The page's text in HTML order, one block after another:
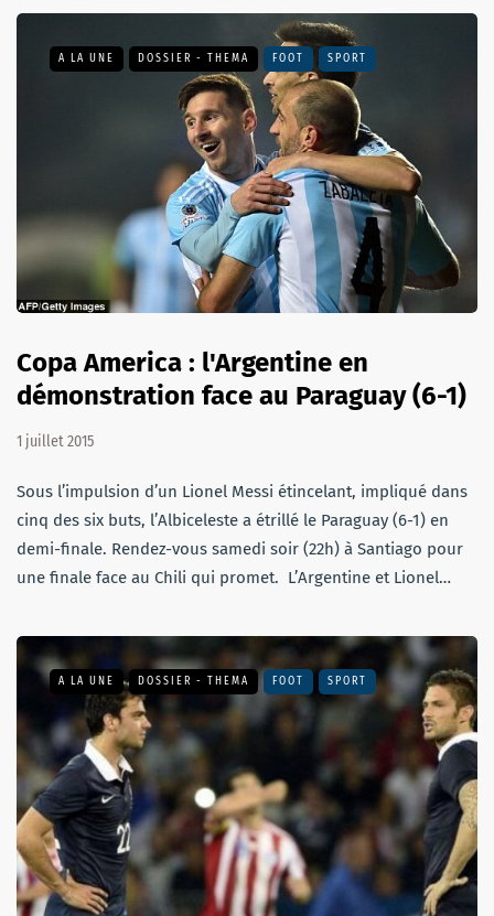
A LA UNE DOSSIER - THEMA FOOT SPORT
Copa America : l'Argentine en
démonstration face au Paraguay (6-1)
1 juillet 2015
Sous l’impulsion d’un Lionel Messi étincelant, impliqué dans
cinq des six buts, l’Albiceleste a étrillé le Paraguay (6-1) en
demi-finale. Rendez-vous samedi soir (22h) à Santiago pour
une finale face au Chili qui promet. L’Argentine et Lionel…
A LA UNE DOSSIER - THEMA FOOT SPORT